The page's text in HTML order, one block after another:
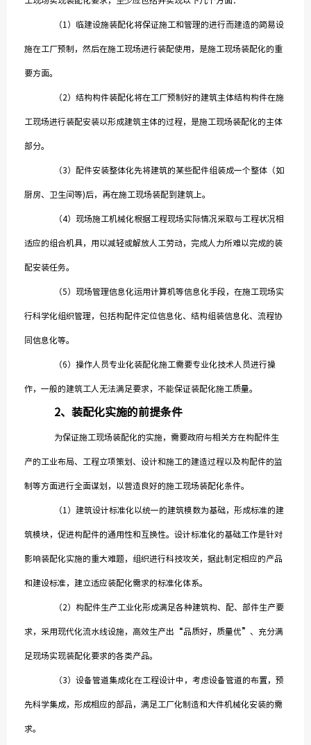
（1）临建设施装配化将保证施工和管理的进行而建造的简易设
施在工厂预制，然后在施工现场进行装配使用，是施工现场装配化的重
要方面。
（2）结构构件装配化将在工厂预制好的建筑主体结构构件在施
工现场进行装配安装以形成建筑主体的过程，是施工现场装配化的主体
部分。
（3）配件安装整体化先将建筑的某些配件组装成一个整体（如
厨房、卫生间等)后，再在施工现场装配到建筑上。
（4）现场施工机械化根据工程现场实际情况采取与工程状况相
适应的组合机具，用以减轻或解放人工劳动，完成人力所难以完成的装
配安装任务。
（5）现场管理信息化运用计算机等信息化手段，在施工现场实
行科学化组织管理，包括构配件定位信息化、结构组装信息化、流程协
同信息化等。
（6）操作人员专业化装配化施工需要专业化技术人员进行操
作，一般的建筑工人无法满足要求，不能保证装配化施工质量。
2、 装配化实施的前提条件
为保证施工现场装配化的实施，需要政府与相关方在构配件生
产的工业布局、工程立项策划、设计和施工的建造过程以及构配件的监
制等方面进行全面谋划，以营造良好的施工现场装配化条件。
（1）建筑设计标准化以统一的建筑模数为基础，形成标准的建
筑模块，促进构配件的通用性和互换性。设计标准化的基础工作是针对
影响装配化实施的重大难题，组织进行科技攻关，据此制定相应的产品
和建设标准，建立适应装配化需求的标准化体系。
（2）构配件生产工业化形成满足各种建筑构、配、部件生产要
求，采用现代化流水线设施，高效生产出“品质好，质量优”、充分满
足现场实现装配化要求的各类产品。
（3）设备管道集成化在工程设计中，考虑设备管道的布置，预
先科学集成，形成相应的部品，满足工厂化制造和大件机械化安装的需
求。